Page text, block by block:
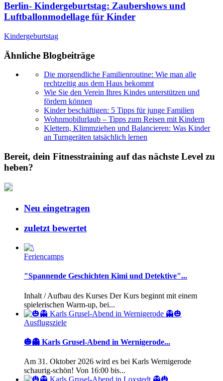
Berlin- Kindergeburtstag: Zaubershows und
Luftballonmodellage für Kinder
Kindergeburtstag
Ähnliche Blogbeiträge
Die morgendliche Familienroutine: Wie man alle
rechtzeitig aus dem Haus bekommt
Wie Sie den Verein Ihres Kindes unterstützen und
fördern können
Kinder beschäftigen: 5 Tipps für junge Familien
Wohnmobilurlaub – Tipps zum Reisen mit Kindern
Klettern, Klimmziehen und Balancieren: Was Kinder
an Turngeräten tatsächlich lernen
Bereit, dein Fitnesstraining auf das nächste Level zu
heben?
Neu eingetragen
zuletzt bewertet
Feriencamps
"Spannende Geschichten Kimi und Detektive"...
Inhalt / Aufbau des Kurses Der Kurs beginnt mit einem
spielerischen Warm-up, bei...
Ausflugsziele
🎃👻 Karls Grusel-Abend in Wernigerode...
Am 31. Oktober 2026 wird es bei Karls Wernigerode
schaurig-schön! Von 16:00 bis...